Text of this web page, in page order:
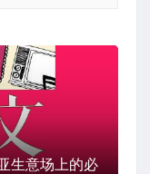
生意场上的必